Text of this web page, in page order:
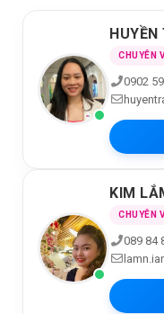
HUYỀN
CHUYÊN
0902
KIM
CHUYÊN
089 84